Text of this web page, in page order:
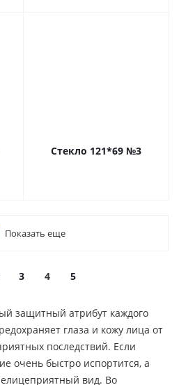
Стекло 121*69 №3
Показать еще
3 4 5
защитный атрибут каждого
глаза и кожу лица от
последствий. Если
очень быстро испортится, а
вид. Во